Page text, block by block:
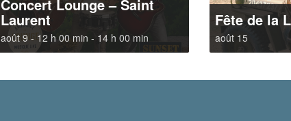
Concert Lounge – Saint
Laurent
août 9 - 12 h 00 min - 14 h 00 min
Fête de la
août 15